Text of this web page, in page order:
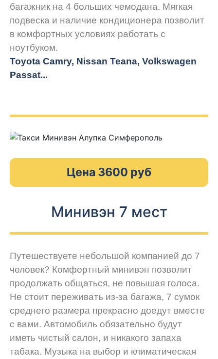
багажник на 4 больших чемодана. Мягкая
подвеска и наличие кондиционера позволит
в комфортных условиях работать с
ноутбуком.
Toyota Camry, Nissan Teana, Volkswagen
Passat...
Цена 3600 руб
Минивэн 7 мест
Путешествуете небольшой компанией до 7
человек? Комфортный минивэн позволит
продолжать общаться, не повышая голоса.
Не стоит переживать из-за багажа, 7 сумок
среднего размера прекрасно доедут вместе
с вами. Автомобиль обязательно будут
иметь чистый салон, и никакого запаха
табака. Музыка на выбор и климатическая